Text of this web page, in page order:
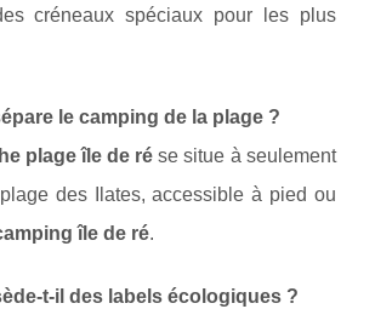
créneaux spéciaux pour les plus
le camping de la plage ?
plage île de ré se situe à seulement
des Ilates, accessible à pied ou
île de ré.
t-il des labels écologiques ?